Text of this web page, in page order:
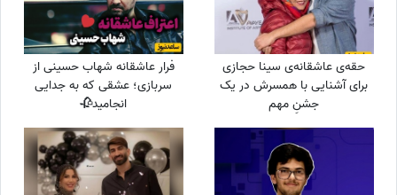
حقه‌ی عاشقانه‌ی سینا حجازی
برای آشنایی با همسرش در یک
جشنِ مهم
فرار عاشقانه شهاب حسینی از
سربازی؛ عشقی که به جدایی
انجامید🥀